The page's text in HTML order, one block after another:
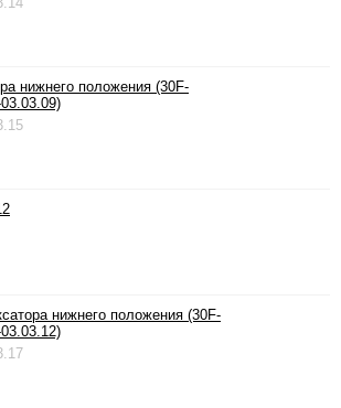
нижнего положения (30F-
нижнего положения (30F-